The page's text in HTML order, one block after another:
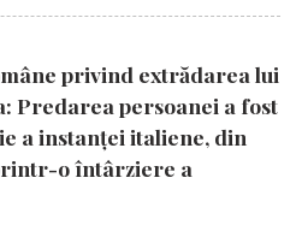
privind extrădarea lui
Predarea persoanei a fost
a instanţei italiene, din
o întârziere a